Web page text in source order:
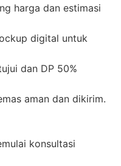
harga dan estimasi
digital untuk
dan DP 50%
aman dan dikirim.
konsultasi